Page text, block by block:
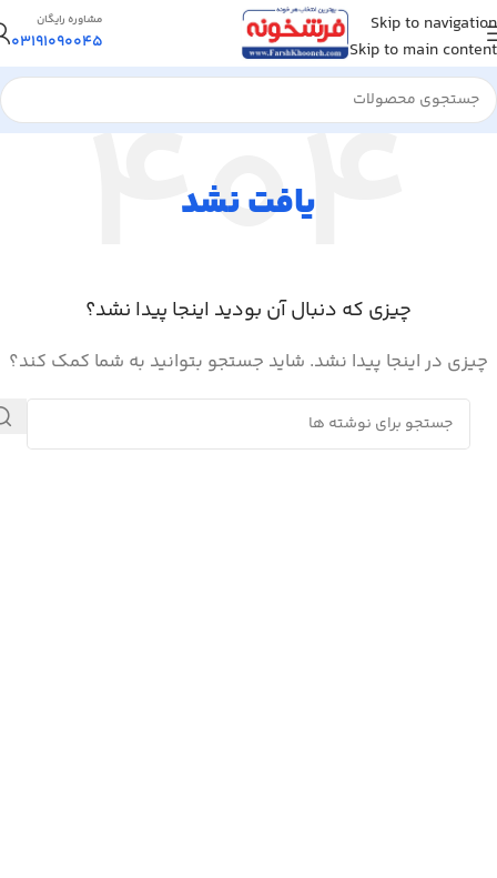
Skip to navigation
Skip to main content
مشاوره رایگان
03191090045
یافت نشد
چیزی که دنبال آن بودید اینجا پیدا نشد؟
چیزی در اینجا پیدا نشد. شاید جستجو بتوانید به شما کمک کند؟